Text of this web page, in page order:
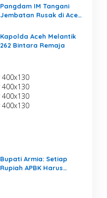
Pangdam IM Tangani
Jembatan Rusak di Aceh
Kapolda Aceh Melantik
262 Bintara Remaja
Bupati Armia: Setiap
Rupiah APBK Harus